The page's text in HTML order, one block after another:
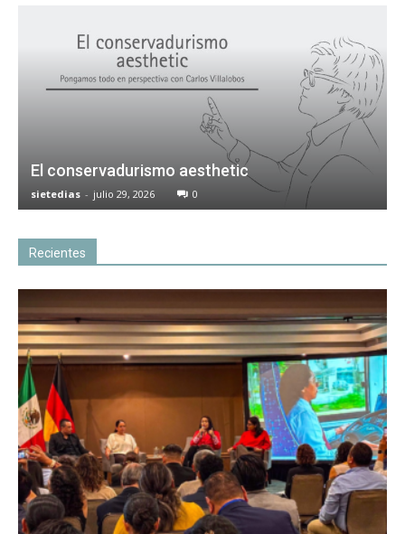
El conservadurismo aesthetic
sietedias - julio 29, 2026 0
Recientes